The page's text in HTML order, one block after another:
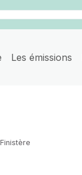
Les émissions